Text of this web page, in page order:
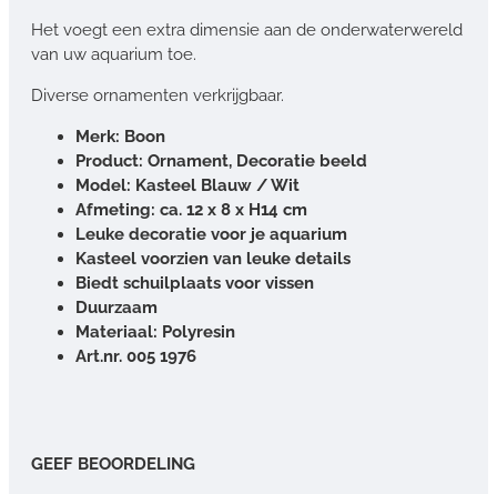
Het voegt een extra dimensie aan de onderwaterwereld
van uw aquarium toe.
Diverse ornamenten verkrijgbaar.
Merk: Boon
Product: Ornament, Decoratie beeld
Model: Kasteel Blauw / Wit
Afmeting: ca. 12 x 8 x H14 cm
Leuke decoratie voor je aquarium
Kasteel voorzien van leuke details
Biedt schuilplaats voor vissen
Duurzaam
Materiaal: Polyresin
Art.nr. 005 1976
GEEF BEOORDELING